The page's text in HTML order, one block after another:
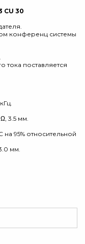
CU 30
конференц системы
тока поставляется
3.5 мм.
95% относительной
мм.